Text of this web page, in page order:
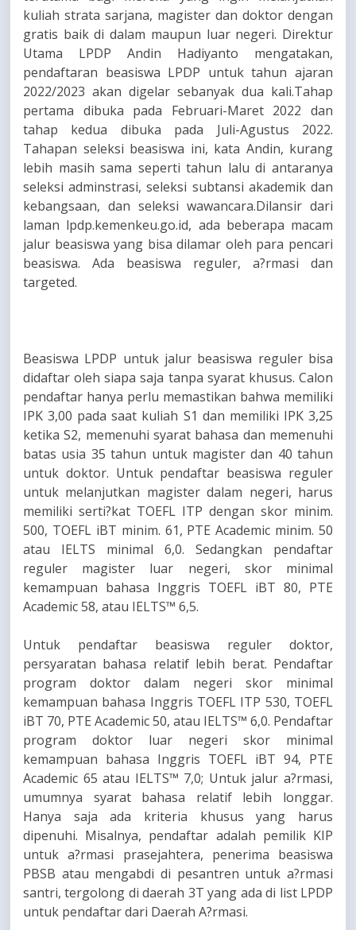
kuliah strata sarjana, magister dan doktor dengan
gratis baik di dalam maupun luar negeri. Direktur
Utama LPDP Andin Hadiyanto mengatakan,
pendaftaran beasiswa LPDP untuk tahun ajaran
2022/2023 akan digelar sebanyak dua kali.Tahap
pertama dibuka pada Februari-Maret 2022 dan
tahap kedua dibuka pada Juli-Agustus 2022.
Tahapan seleksi beasiswa ini, kata Andin, kurang
lebih masih sama seperti tahun lalu di antaranya
seleksi adminstrasi, seleksi subtansi akademik dan
kebangsaan, dan seleksi wawancara.Dilansir dari
laman lpdp.kemenkeu.go.id, ada beberapa macam
jalur beasiswa yang bisa dilamar oleh para pencari
beasiswa. Ada beasiswa reguler, a?rmasi dan
targeted.
Beasiswa LPDP untuk jalur beasiswa reguler bisa
didaftar oleh siapa saja tanpa syarat khusus. Calon
pendaftar hanya perlu memastikan bahwa memiliki
IPK 3,00 pada saat kuliah S1 dan memiliki IPK 3,25
ketika S2, memenuhi syarat bahasa dan memenuhi
batas usia 35 tahun untuk magister dan 40 tahun
untuk doktor. Untuk pendaftar beasiswa reguler
untuk melanjutkan magister dalam negeri, harus
memiliki serti?kat TOEFL ITP dengan skor minim.
500, TOEFL iBT minim. 61, PTE Academic minim. 50
atau IELTS minimal 6,0. Sedangkan pendaftar
reguler magister luar negeri, skor minimal
kemampuan bahasa Inggris TOEFL iBT 80, PTE
Academic 58, atau IELTS™ 6,5.
Untuk pendaftar beasiswa reguler doktor,
persyaratan bahasa relatif lebih berat. Pendaftar
program doktor dalam negeri skor minimal
kemampuan bahasa Inggris TOEFL ITP 530, TOEFL
iBT 70, PTE Academic 50, atau IELTS™ 6,0. Pendaftar
program doktor luar negeri skor minimal
kemampuan bahasa Inggris TOEFL iBT 94, PTE
Academic 65 atau IELTS™ 7,0; Untuk jalur a?rmasi,
umumnya syarat bahasa relatif lebih longgar.
Hanya saja ada kriteria khusus yang harus
dipenuhi. Misalnya, pendaftar adalah pemilik KIP
untuk a?rmasi prasejahtera, penerima beasiswa
PBSB atau mengabdi di pesantren untuk a?rmasi
santri, tergolong di daerah 3T yang ada di list LPDP
untuk pendaftar dari Daerah A?rmasi.